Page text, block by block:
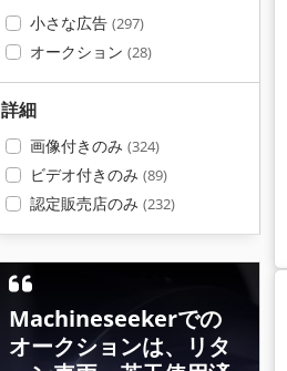
小さな広告 (297)
オークション (28)
詳細
画像付きのみ (324)
ビデオ付きのみ (89)
認定販売店のみ (232)
Machineseekerでの
オークションは、リタ